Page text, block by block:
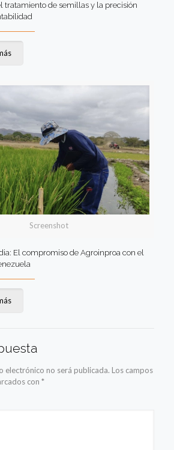
tratamiento de semillas y la precisión
Screenshot
El compromiso de Agroinproa con el
electrónico no será publicada. Los campos
con *